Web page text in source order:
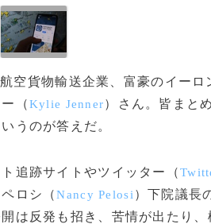
空貨物輸送企業、富豪のイーロ
（Kylie Jenner）さん。皆まと
うのが答えだ。
追跡サイトやツイッター（
ロシ（Nancy Pelosi ）下院議長
は反発も招き、苦情が出たり